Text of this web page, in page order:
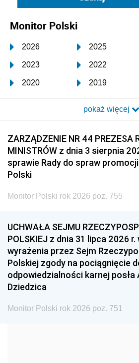
Monitor Polski
2026 2025
2023 2022
2020 2019
2017 2016
2014 2013
2011 2010
2008 2007
2005
1996 1995
1993 1992
1990 1989
1987 1986
pokaż więcej
ZARZĄDZENIE NR 44 PREZESA
MINISTRÓW z dnia 3 sierpnia
sprawie Rady do spraw
Polski
Monitor Polski rok 2026 poz. 755
UCHWAŁA SEJMU
POLSKIEJ z dnia 31 lipca 2026
wyrażenia przez Sejm
Polskiej zgody na pociągnięcie
odpowiedzialności karnej posła
Dziedzica
Monitor Polski rok 2026 poz. 751